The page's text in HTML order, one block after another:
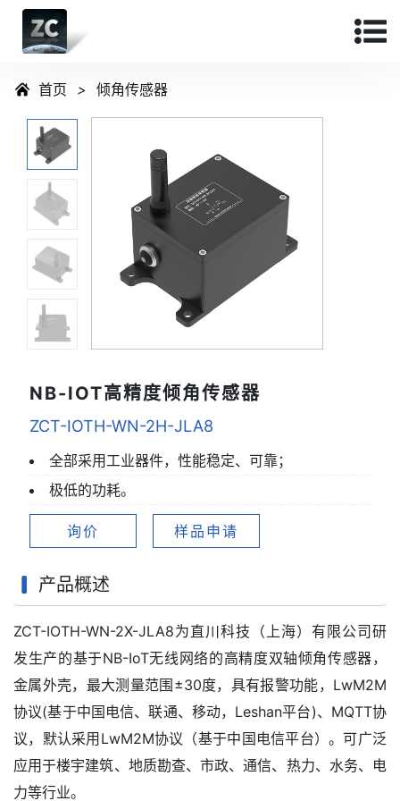
首页 > 倾角传感器
NB-IOT高精度倾角传感器
ZCT-IOTH-WN-2H-JLA8
全部采用工业器件，性能稳定、可靠；
极低的功耗。
询价 样品申请
产品概述
ZCT-IOTH-WN-2X-JLA8为直川科技（上海）有限公司研
发生产的基于NB-IoT无线网络的高精度双轴倾角传感器，
金属外壳，最大测量范围±30度，具有报警功能，LwM2M
协议(基于中国电信、联通、移动，Leshan平台)、MQTT协
议，默认采用LwM2M协议（基于中国电信平台）。可广泛
应用于楼宇建筑、地质勘查、市政、通信、热力、水务、电
力等行业。